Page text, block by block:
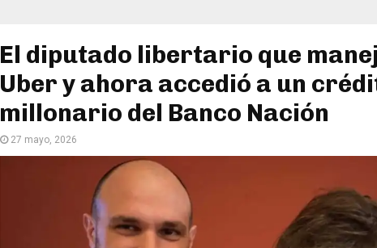
El diputado libertario que
Uber y ahora accedió a un
millonario del Banco Nación
27 mayo, 2026